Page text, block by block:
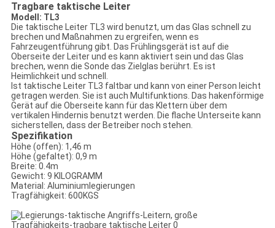
Tragbare taktische Leiter
Modell: TL3
Die taktische Leiter TL3 wird benutzt, um das Glas schnell zu
brechen und Maßnahmen zu ergreifen, wenn es
Fahrzeugentführung gibt. Das Frühlingsgerät ist auf die
Oberseite der Leiter und es kann aktiviert sein und das Glas
brechen, wenn die Sonde das Zielglas berührt. Es ist
Heimlichkeit und schnell.
Ist taktische Leiter TL3 faltbar und kann von einer Person leicht
getragen werden. Sie ist auch Multifunktions. Das hakenförmige
Gerät auf die Oberseite kann für das Klettern über dem
vertikalen Hindernis benutzt werden. Die flache Unterseite kann
sicherstellen, dass der Betreiber noch stehen.
Spezifikation
Höhe (offen): 1,46 m
Höhe (gefaltet): 0,9 m
Breite: 0.4m
Gewicht: 9 KILOGRAMM
Material: Aluminiumlegierungen
Tragfähigkeit: 600KGS